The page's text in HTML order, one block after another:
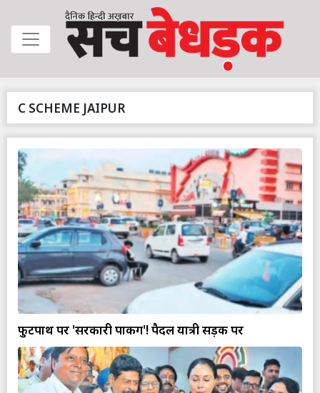
C SCHEME JAIPUR
फुटपाथ पर 'सरकारी पार्किंग'! पैदल यात्री सड़क पर